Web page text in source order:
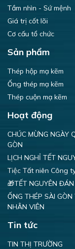
Tầm nhìn - Sứ mệnh
Giá trị cốt lõi
Cơ cấu tổ chức
Sản phẩm
Thép hộp mạ kẽm
Ống thép mạ kẽm
Thép cuộn mạ kẽm
Hoạt động
CHÚC MỪNG NGÀY
GÒN
LỊCH NGHỈ TẾT
Tiệc Tất niên Công
🎁TẾT NGUYÊN
ỐNG THÉP SÀI
NHÂN VIÊN
Tin tức
TIN THỊ TRƯỜNG